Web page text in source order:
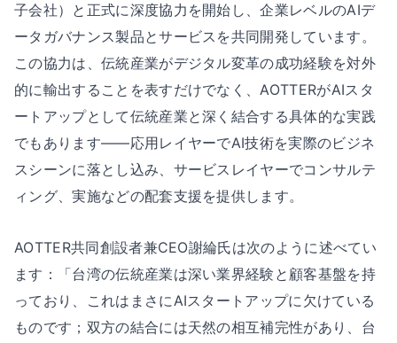
子会社）と正式に深度協力を開始し、企業レベルのAIデ
ータガバナンス製品とサービスを共同開発しています。
この協力は、伝統産業がデジタル変革の成功経験を対外
的に輸出することを表すだけでなく、AOTTERがAIスタ
ートアップとして伝統産業と深く結合する具体的な実践
でもあります——応用レイヤーでAI技術を実際のビジネ
スシーンに落とし込み、サービスレイヤーでコンサルテ
ィング、実施などの配套支援を提供します。
AOTTER共同創設者兼CEO謝綸氏は次のように述べてい
ます：「台湾の伝統産業は深い業界経験と顧客基盤を持
っており、これはまさにAIスタートアップに欠けている
ものです；双方の結合には天然の相互補完性があり、台